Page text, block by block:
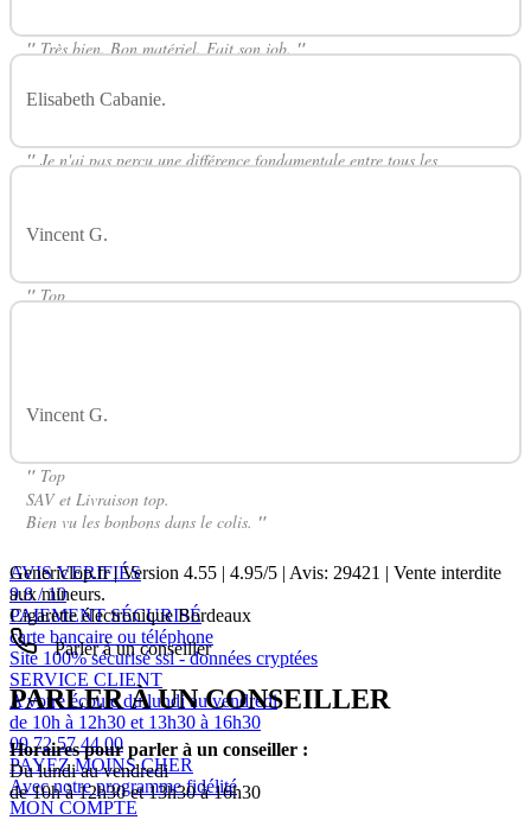
"Très bien. Bon matériel. Fait son job."
Elisabeth Cabanie.
"Je n'ai pas perçu une différence fondamentale entre tous les
Vincent G.
"Top
Vincent G.
" Top
SAV et Livraison top.
Bien vu les bonbons dans le colis. "
AVIS VERIFIÉS
9.8 / 10
PAIEMENT SÉCURISÉ
carte bancaire ou téléphone
Site 100% sécurisé ssl - données cryptées
SERVICE CLIENT
A votre écoute du lundi au vendredi
de 10h à 12h30 et 13h30 à 16h30
09 72 57 44 00
PAYEZ MOINS CHER
Avec notre programme fidélité
MON COMPTE
Genericlop.fr|Version 4.55 | 4.95/5 | Avis: 29421 | Vente interdite
aux mineurs.
Cigarette électronique Bordeaux
Parler à un conseiller
PARLER À UN CONSEILLER
Horaires pour parler à un conseiller :
Du lundi au vendredi
de 10h à 12h30 et 13h30 à 16h30